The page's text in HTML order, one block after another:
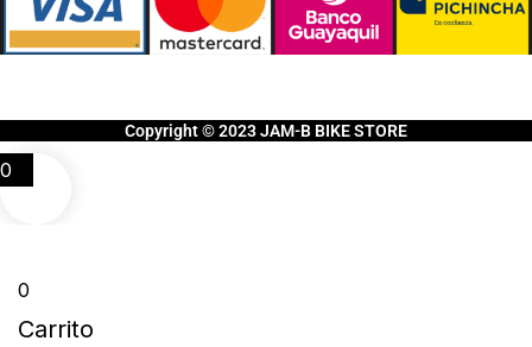
Copyright © 2023 JAM-B BIKE STORE
0
0
Carrito